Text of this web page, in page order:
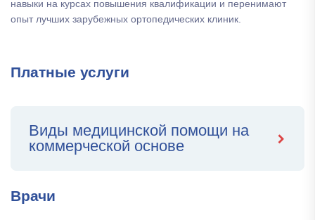
навыки на курсах повышения квалификации и перенимают
опыт лучших зарубежных ортопедических клиник.
Платные услуги
Виды медицинской помощи на
коммерческой основе
Врачи